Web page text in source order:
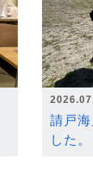
請戸
した。